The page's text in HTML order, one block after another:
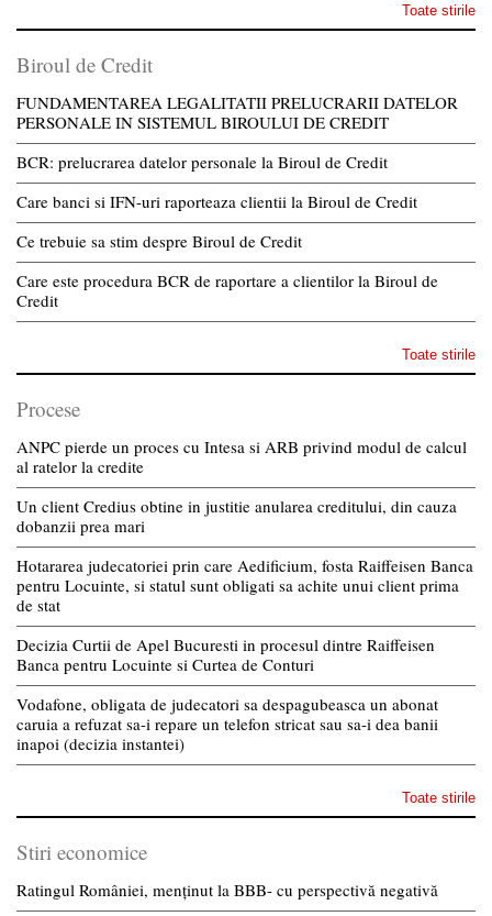
Toate stirile
Biroul de Credit
FUNDAMENTAREA LEGALITATII PRELUCRARII DATELOR
PERSONALE IN SISTEMUL BIROULUI DE CREDIT
BCR: prelucrarea datelor personale la Biroul de Credit
Care banci si IFN-uri raporteaza clientii la Biroul de Credit
Ce trebuie sa stim despre Biroul de Credit
Care este procedura BCR de raportare a clientilor la Biroul de
Credit
Toate stirile
Procese
ANPC pierde un proces cu Intesa si ARB privind modul de calcul
al ratelor la credite
Un client Credius obtine in justitie anularea creditului, din cauza
dobanzii prea mari
Hotararea judecatoriei prin care Aedificium, fosta Raiffeisen Banca
pentru Locuinte, si statul sunt obligati sa achite unui client prima
de stat
Decizia Curtii de Apel Bucuresti in procesul dintre Raiffeisen
Banca pentru Locuinte si Curtea de Conturi
Vodafone, obligata de judecatori sa despagubeasca un abonat
caruia a refuzat sa-i repare un telefon stricat sau sa-i dea banii
inapoi (decizia instantei)
Toate stirile
Stiri economice
Ratingul României, menținut la BBB- cu perspectivă negativă